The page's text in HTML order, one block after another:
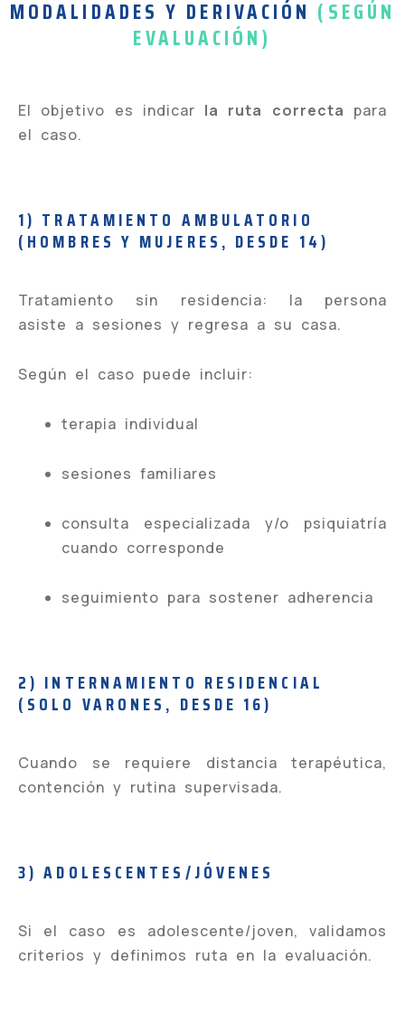
MODALIDADES Y DERIVACIÓN (SEGÚN
EVALUACIÓN)
El objetivo es indicar la ruta correcta para
el caso.
1) TRATAMIENTO AMBULATORIO
(HOMBRES Y MUJERES, DESDE 14)
Tratamiento sin residencia: la persona
asiste a sesiones y regresa a su casa.
Según el caso puede incluir:
terapia individual
sesiones familiares
consulta especializada y/o psiquiatría
cuando corresponde
seguimiento para sostener adherencia
2) INTERNAMIENTO RESIDENCIAL
(SOLO VARONES, DESDE 16)
Cuando se requiere distancia terapéutica,
contención y rutina supervisada.
3) ADOLESCENTES/JÓVENES
Si el caso es adolescente/joven, validamos
criterios y definimos ruta en la evaluación.